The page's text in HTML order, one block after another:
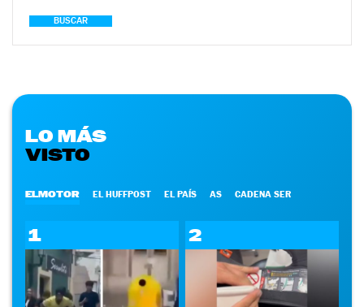
BUSCAR
LO MÁS
VISTO
ELMOTOR EL HUFFPOST EL PAÍS AS CADENA SER
1 2